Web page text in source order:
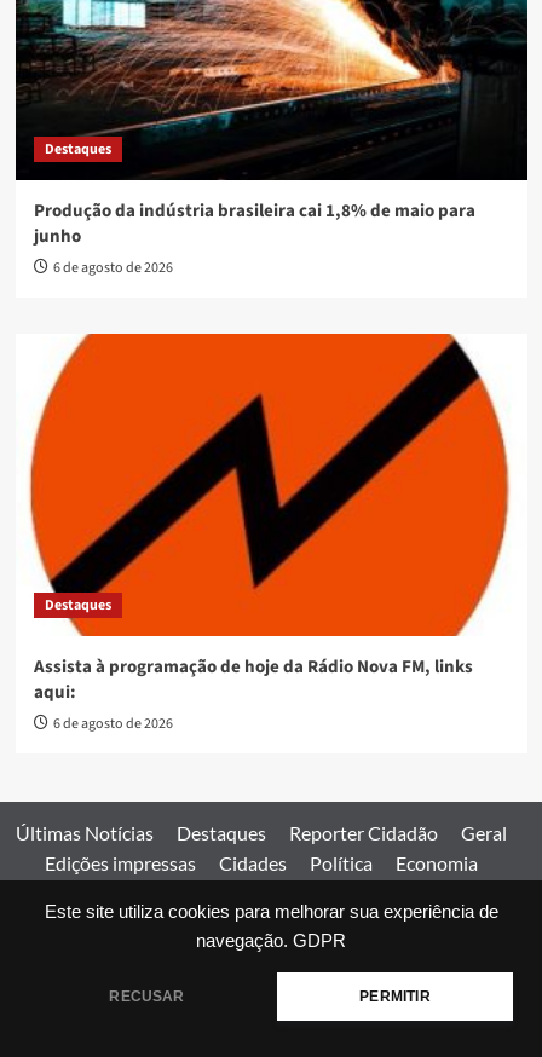
Este site utiliza cookies para melhorar sua experiência de
navegação. GDPR
RECUSAR PERMITIR
Destaques
Produção da indústria brasileira cai 1,8% de maio para
junho
6 de agosto de 2026
Destaques
Assista à programação de hoje da Rádio Nova FM, links
aqui:
6 de agosto de 2026
Últimas Notícias Destaques Reporter Cidadão
Geral
Edições impressas
Cidades Política
Economia
Comercial
Edições impressas Expediente Home
© 2026 Jornal Estado de Goiás. Todos os direitos reservados.
by AF themes.